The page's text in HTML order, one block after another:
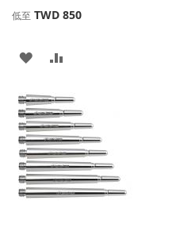
低至 TWD 850
添
到
收
藏
夾
並
比
較